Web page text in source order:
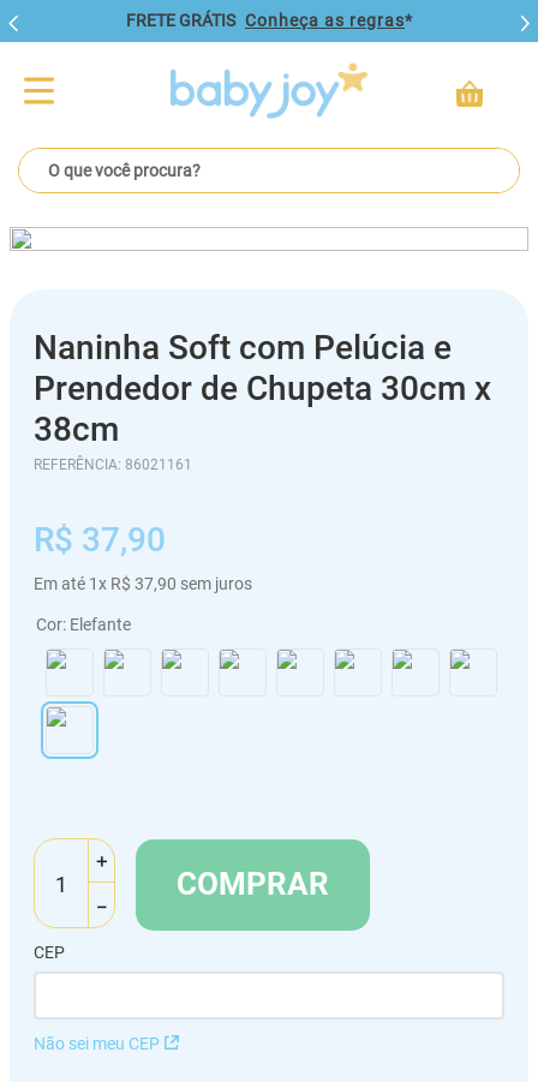
FRETE GRÁTIS Conheça as regras*
O que você procura?
Naninha Soft com Pelúcia e
Prendedor de Chupeta 30cm x
38cm
REFERÊNCIA: 86021161
R$ 37,90
Em até 1x R$ 37,90 sem juros
Cor: Elefante
＋
－
COMPRAR
CEP
Não sei meu CEP